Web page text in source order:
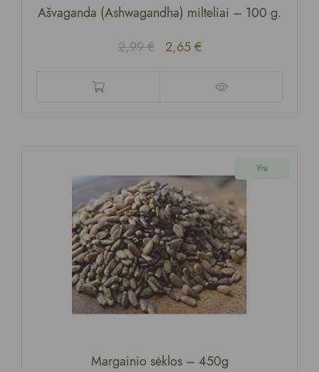
Ašvaganda (Ashwagandha) milteliai – 100 g.
2,99€ 2,65€
Yra
Margainio sėklos– 450g